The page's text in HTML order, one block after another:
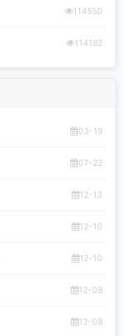
114550
114182
03-19
07-22
12-13
12-10
12-10
12-08
12-08